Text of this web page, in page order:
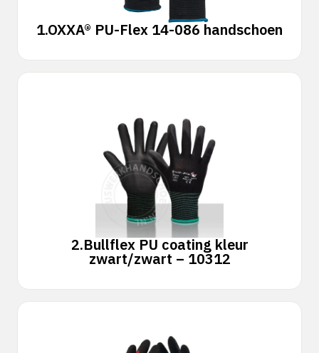
1.OXXA® PU-Flex 14-086 handschoen
2.Bullflex PU coating kleur
zwart/zwart – 10312